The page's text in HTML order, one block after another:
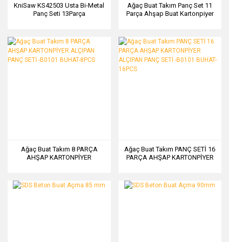
KniSaw KS42503 Usta Bi-Metal
Panç Seti 13Parça
Ağaç Buat Takım Panç Set 11
Parça Ahşap Buat Kartonpiyer
Ağaç Buat Takım 8 PARÇA
AHŞAP KARTONPİYER
Ağaç Buat Takım PANÇ SETİ 16
PARÇA AHŞAP KARTONPİYER